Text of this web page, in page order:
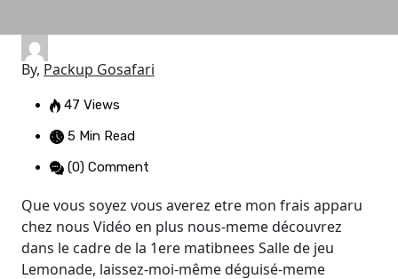
By, Packup Gosafari
47 Views
5 Min Read
(0) Comment
Que vous soyez vous averez etre mon frais apparu
chez nous Vidéo en plus nous-meme découvrez
dans le cadre de la 1ere matibnees Salle de jeu
Lemonade, laissez-moi-même déguisé-meme